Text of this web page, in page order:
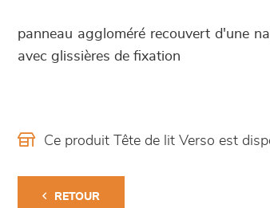
panneau aggloméré recouvert d'une
avec glissières de fixation
Ce produit Tête de lit Verso est
RETOUR